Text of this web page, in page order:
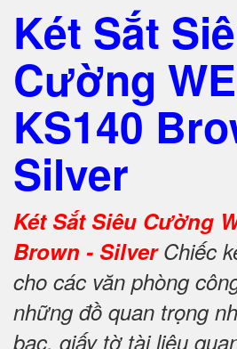
Két Sắt
Cường
KS140
Silver
Két Sắt Siêu Cường
Brown - SilverChiếc
cho các văn phòng
những đồ quan trọng
bạc, giấy tờ tài liệu